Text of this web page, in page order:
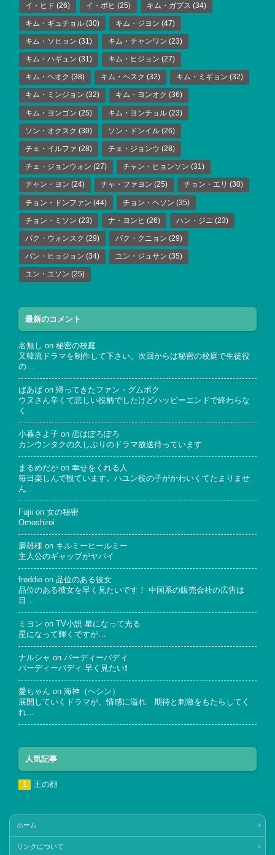
イ・ヒド (26) イ・ボヒ (25) キム・ガプス (34)
キム・ギュチョル (30) キム・ジヨン (47)
キム・ソヒョン (31) キム・チャンワン (23)
キム・ハギュン (31) キム・ヒジョン (27)
キム・ヘオク (38) キム・ヘスク (32) キム・ミギョン (32)
キム・ミンジョン (32) キム・ヨンオク (36)
キム・ヨンゴン (25) キム・ヨンチョル (23)
ソン・オクスク (30) ソン・ドンイル (26)
チェ・イルファ (28) チェ・ジョンウ (28)
チェ・ジョンウォン (27) チャン・ヒョンソン (31)
チャン・ヨン (24) チャ・ファヨン (25) チョン・エリ (30)
チョン・ドンファン (44) チョン・ヘソン (35)
チョン・ミソン (23) ナ・ヨンヒ (26) ハン・ジニ (23)
パク・ウォンスク (29) パク・クニョン (29)
パン・ヒョジョン (34) ユン・ジュサン (35)
ユン・ユソン (25)
最新のコメント
名無し on 秘密の校庭
又韓流ドラマを制作して下さい。次回からは秘密の校庭で生徒役
の…
ばあば on 帰ってきたファン・グムボク
ウヌさん辛くて悲しい役柄でしたけどハッピーエンドで終わらな
く…
小暮さよ子 on 恋はぽろぽろ
カンウンタクの久しぶりのドラマ放送待っています
まるめだか on 幸せをくれる人
毎日楽しんで観ています。ハユン役の子がかわいくてたまりませ
ん…
Fujii on 女の秘密
Omoshiroi
磨雄様 on キルミーヒールミー
主人公のギャップがヤバイ
freddie on 品位のある彼女
品位のある彼女を早く見たいです！ 中国系の販売会社の広告は
目…
ミヨン on
TV小説 星になって光る
星になって輝くですが…
ナルシャ on バーディーバディ
バーディーバディ 早く見たい❗
愛ちゃん on 海神（ヘシン）
展開していくドラマが、情感に溢れ 期待と刺激をもたらしてく
れ…
人気記事
王の顔
ホーム
リンクについて